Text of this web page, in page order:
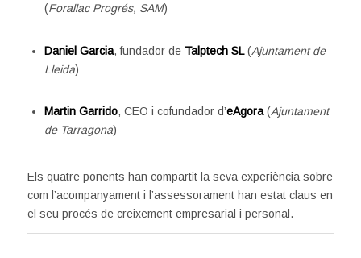
(Forallac Progrés, SAM)
Daniel Garcia, fundador de Talptech SL(Ajuntament de
Lleida)
Martin Garrido, CEO i cofundador d’eAgora(Ajuntament
de Tarragona)
Els quatre ponents han compartit la seva experiència sobre
com l’acompanyament i l’assessorament han estat claus en
el seu procés de creixement empresarial i personal.